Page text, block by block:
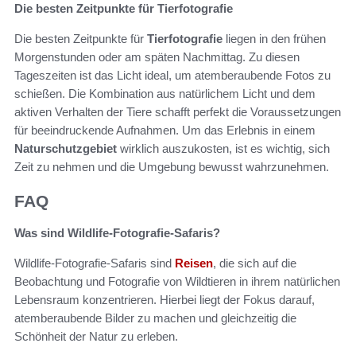
Die besten Zeitpunkte für Tierfotografie
Die besten Zeitpunkte für Tierfotografie liegen in den frühen
Morgenstunden oder am späten Nachmittag. Zu diesen
Tageszeiten ist das Licht ideal, um atemberaubende Fotos zu
schießen. Die Kombination aus natürlichem Licht und dem
aktiven Verhalten der Tiere schafft perfekt die Voraussetzungen
für beeindruckende Aufnahmen. Um das Erlebnis in einem
Naturschutzgebiet wirklich auszukosten, ist es wichtig, sich
Zeit zu nehmen und die Umgebung bewusst wahrzunehmen.
FAQ
Was sind Wildlife-Fotografie-Safaris?
Wildlife-Fotografie-Safaris sind Reisen, die sich auf die
Beobachtung und Fotografie von Wildtieren in ihrem natürlichen
Lebensraum konzentrieren. Hierbei liegt der Fokus darauf,
atemberaubende Bilder zu machen und gleichzeitig die
Schönheit der Natur zu erleben.